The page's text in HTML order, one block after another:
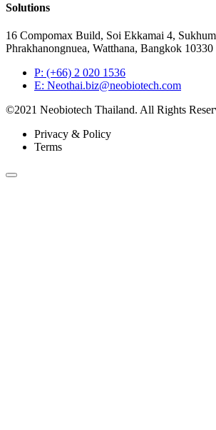
Solutions
16 Compomax Build, Soi Ekkamai 4,
Phrakhanongnuea, Watthana, Bangkok 10330
P: (+66) 2 020 1536
E: Neothai.biz@neobiotech.com
©2021 Neobiotech Thailand. All Rights
Privacy & Policy
Terms